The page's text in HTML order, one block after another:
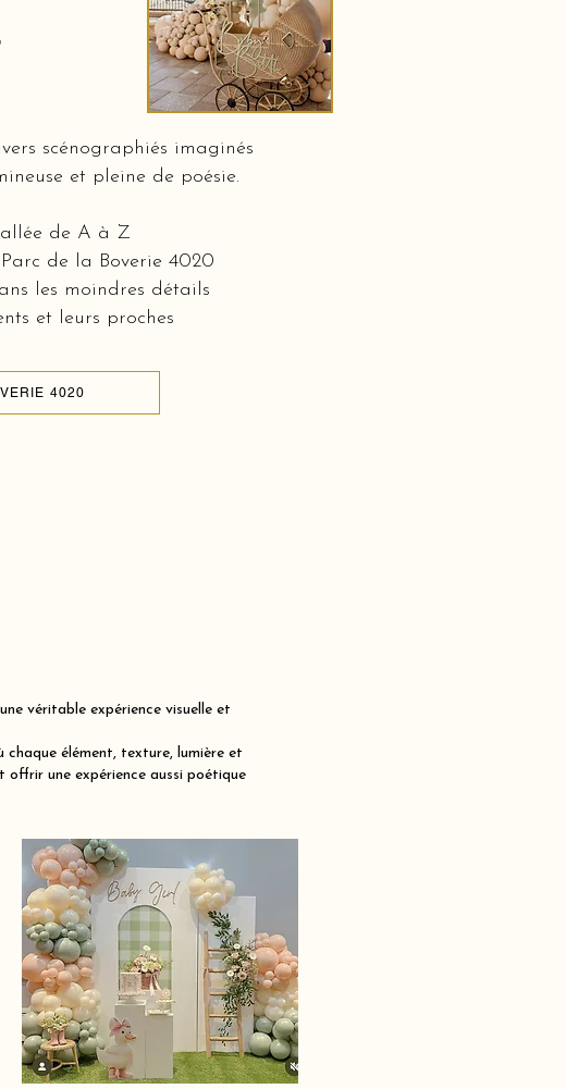
scénographiés imaginés
et pleine de poésie.
de A à Z
de la Boverie 4020
les moindres détails
et leurs proches
4020
véritable expérience visuelle et
chaque élément, texture, lumière et
offrir une expérience aussi poétique